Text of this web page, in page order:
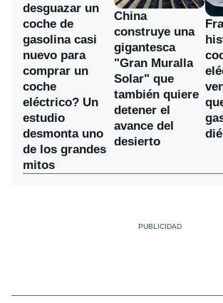
desguazar un
coche de
gasolina casi
nuevo para
comprar un
coche
eléctrico? Un
estudio
desmonta uno
de los grandes
mitos
China
construye una
gigantesca
"Gran Muralla
Solar" que
también quiere
detener el
avance del
desierto